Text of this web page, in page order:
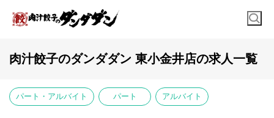
肉汁餃子のダンダダン 東小金井店の求人一覧
パート・アルバイト パート アルバイト